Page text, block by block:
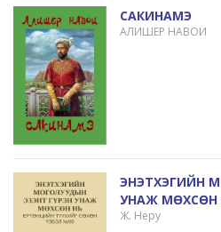
САКИНАМЭ
АЛИШЕР НАВОИ
ЭНЭТХЭГИЙН
УНАЖ МӨХСӨН
Ж. Неру